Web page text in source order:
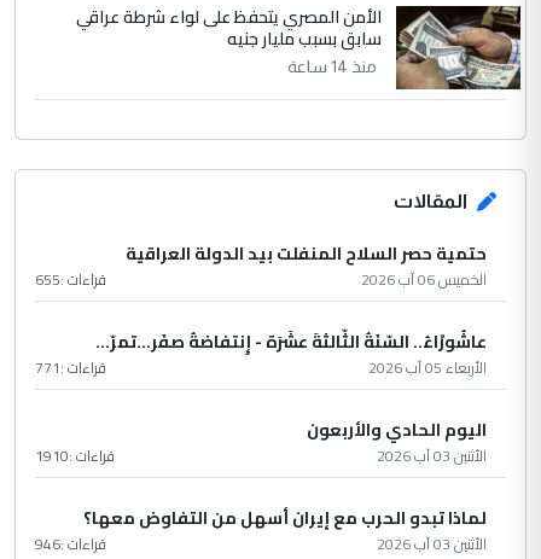
الأمن المصري يتحفظ على لواء شرطة عراقي
سابق بسبب مليار جنيه
منذ 14 ساعة
المقالات
حتمية حصر السلاح المنفلت بيد الدولة العراقية
الخميس 06 آب 2026 قراءات :655
عاشُورْاءُ.. السّنَةُ الثّالثةَ عشَرَة - إِنتفاضةُ صفَر…تمرّ...
الأربعاء 05 آب 2026 قراءات :771
اليوم الحادي والأربعون
الأثنين 03 آب 2026 قراءات :1910
لماذا تبدو الحرب مع إيران أسهل من التفاوض معها؟
الأثنين 03 آب 2026 قراءات :946